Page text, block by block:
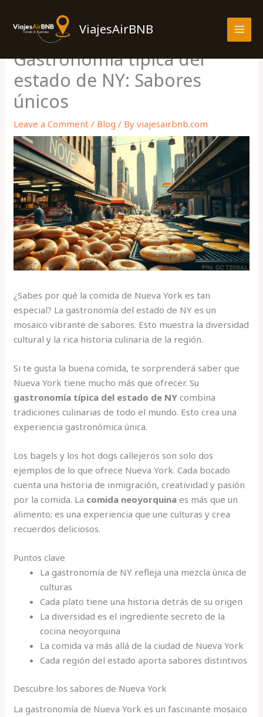
content
ViajesAirBNB
Gastronomía típica del
estado de NY: Sabores
únicos
Leave a Comment / Blog / Byviajesairbnb.com
¿Sabes por qué la comida de Nueva York es tan
especial? La gastronomía del estado de NY es un
mosaico vibrante de sabores. Esto muestra la diversidad
cultural y la rica historia culinaria de la región.
Si te gusta la buena comida, te sorprenderá saber que
Nueva York tiene mucho más que ofrecer. Su
gastronomía típica del estado de NY combina
tradiciones culinarias de todo el mundo. Esto crea una
experiencia gastronómica única.
Los bagels y los hot dogs callejeros son solo dos
ejemplos de lo que ofrece Nueva York. Cada bocado
cuenta una historia de inmigración, creatividad y pasión
por la comida. La comida neoyorquina es más que un
alimento; es una experiencia que une culturas y crea
recuerdos deliciosos.
Puntos clave
La gastronomía de NY refleja una mezcla única de
culturas
Cada plato tiene una historia detrás de su origen
La diversidad es el ingrediente secreto de la
cocina neoyorquina
La comida va más allá de la ciudad de Nueva York
Cada región del estado aporta sabores distintivos
Descubre los sabores de Nueva York
La gastronomía de Nueva York es un fascinante mosaico